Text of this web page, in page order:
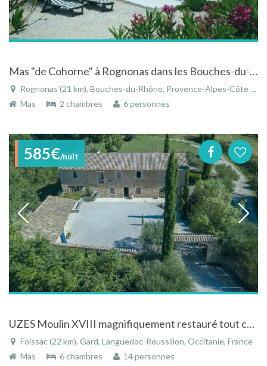
Mas "de Cohorne" à Rognonas dans les Bouches-du-Rhône en Provence-Alpes-Côte d'Azur
Rognonas (21 km), Bouches-du-Rhône, Provence-Alpes-Côte d'Azur, France
Mas
2 chambres 6 personnes
585€/nuit
UZES Moulin XVIII magnifiquement restauré tout confort
Foissac (22 km), Gard, Languedoc-Roussillon, Occitanie, France
Mas
6 chambres 14 personnes